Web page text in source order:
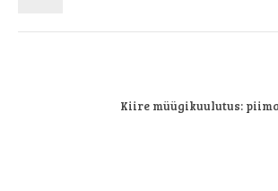
Kiire müügikuulutus: